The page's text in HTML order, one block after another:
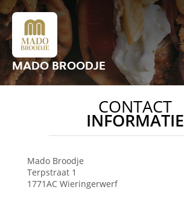
MADO BROODJE
CONTACT
INFORMATIE
Mado Broodje
Terpstraat 1
1771AC Wieringerwerf